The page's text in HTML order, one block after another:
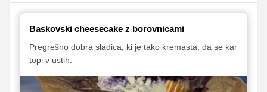
Baskovski cheesecake z borovnicami
Pregrešno dobra sladica, ki je tako kremasta, da se kar
topi v ustih.